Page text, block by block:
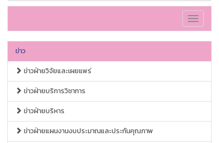
Toggle
ข่าว
ข่าวฝ่ายวิจัยและเผยแพร่
ข่าวฝ่ายบริการวิชาการ
ข่าวฝ่ายบริหาร
ข่าวฝ่ายแผนงานงบประมาณและประกันคุณภาพ